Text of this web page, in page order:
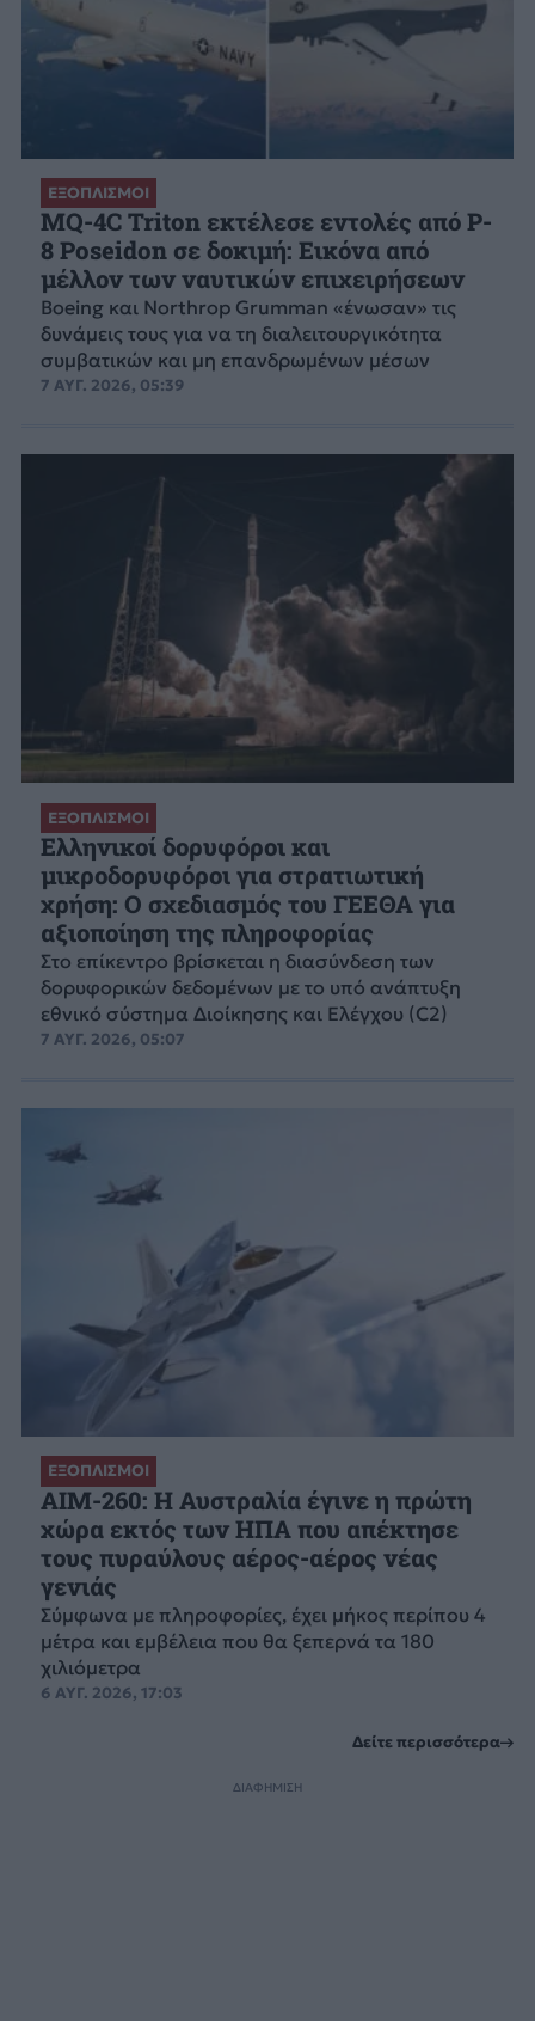
ΕΞΟΠΛΙΣΜΟΙ
MQ-4C Triton εκτέλεσε εντολές από P-
8 Poseidon σε δοκιμή: Εικόνα από
μέλλον των ναυτικών επιχειρήσεων
Boeing και Northrop Grumman «ένωσαν» τις
δυνάμεις τους για να τη διαλειτουργικότητα
συμβατικών και μη επανδρωμένων μέσων
7 ΑΥΓ. 2026, 05:39
ΕΞΟΠΛΙΣΜΟΙ
Ελληνικοί δορυφόροι και
μικροδορυφόροι για στρατιωτική
χρήση: Ο σχεδιασμός του ΓΕΕΘΑ για
αξιοποίηση της πληροφορίας
Στο επίκεντρο βρίσκεται η διασύνδεση των
δορυφορικών δεδομένων με το υπό ανάπτυξη
εθνικό σύστημα Διοίκησης και Ελέγχου (C2)
7 ΑΥΓ. 2026, 05:07
ΕΞΟΠΛΙΣΜΟΙ
AIM-260: Η Αυστραλία έγινε η πρώτη
χώρα εκτός των ΗΠΑ που απέκτησε
τους πυραύλους αέρος-αέρος νέας
γενιάς
Σύμφωνα με πληροφορίες, έχει μήκος περίπου 4
μέτρα και εμβέλεια που θα ξεπερνά τα 180
χιλιόμετρα
6 ΑΥΓ. 2026, 17:03
Δείτε περισσότερα
ΔΙΑΦΗΜΙΣΗ